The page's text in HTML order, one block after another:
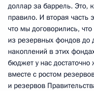
доллар за баррель. Это,
правило. И вторая часть
что мы договорились,
из резервных фондов до
накоплений в этих
бюджет у нас
вместе с ростом
и резервов